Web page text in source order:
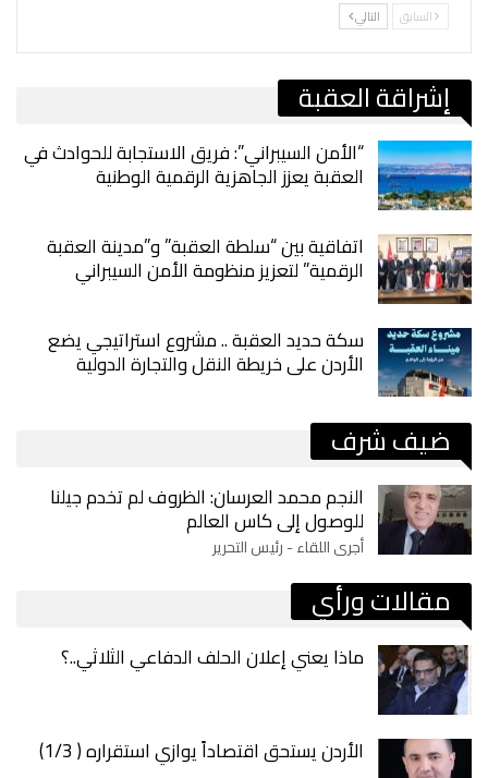
السابق التالي
إشراقة العقبة
“الأمن السيبراني”: فريق الاستجابة للحوادث في
العقبة يعزز الجاهزية الرقمية الوطنية
اتفاقية بين “سلطة العقبة” و”مدينة العقبة
الرقمية” لتعزيز منظومة الأمن السيبراني
سكة حديد العقبة .. مشروع استراتيجي يضع
الأردن على خريطة النقل والتجارة الدولية
ضيف شرف
النجم محمد العرسان: الظروف لم تخدم جيلنا
للوصول إلى كاس العالم
أجرى اللقاء - رئيس التحرير
مقالات ورأي
ماذا يعني إعلان الحلف الدفاعي الثلاثي..؟
الأردن يستحق اقتصاداً يوازي استقراره ( 1/3)